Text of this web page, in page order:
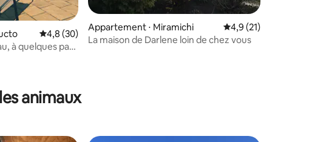
commentaires : 4,93 sur 5
Évaluation moyenne sur la base de 30 commentaires : 4,8 sur 5
4,8 (30)
à quelques pas
Appartement ⋅ Miramichi Évaluation
4,9 (21)
La maison de Darlene loin de chez vous
animaux